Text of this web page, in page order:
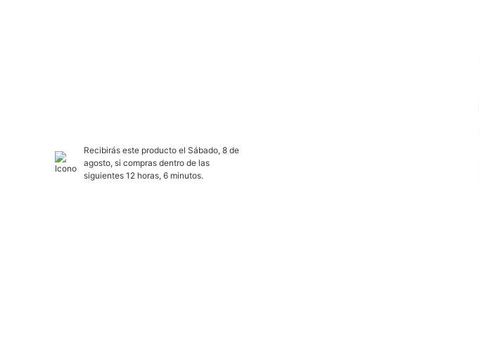
Recibirás este producto el Sábado, 8 de
agosto, si compras dentro de las
siguientes 12 horas, 6 minutos.